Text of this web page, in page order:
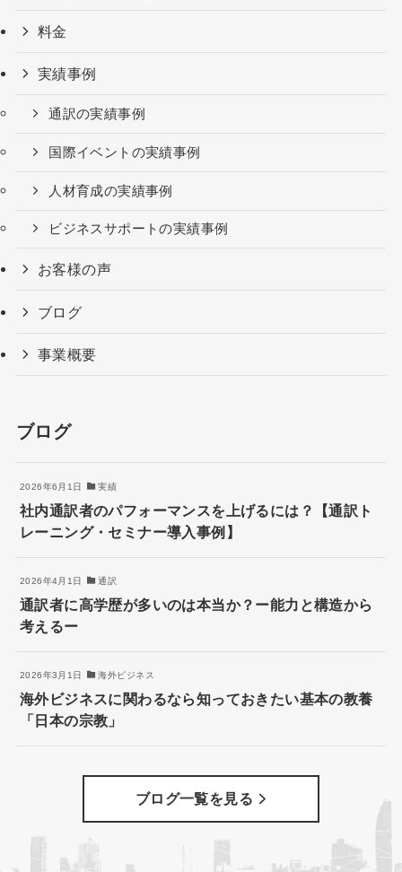
料金
実績事例
通訳の実績事例
国際イベントの実績事例
人材育成の実績事例
ビジネスサポートの実績事例
お客様の声
ブログ
事業概要
ブログ
2026年6月1日 実績
社内通訳者のパフォーマンスを上げるには？【通訳ト
レーニング・セミナー導入事例】
2026年4月1日 通訳
通訳者に高学歴が多いのは本当か？ー能力と構造から
考えるー
2026年3月1日 海外ビジネス
海外ビジネスに関わるなら知っておきたい基本の教養
「日本の宗教」
ブログ一覧を見る